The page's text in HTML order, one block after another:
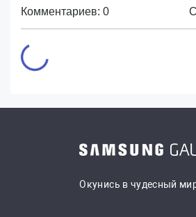
Комментариев: 0
Окунись в чудесный